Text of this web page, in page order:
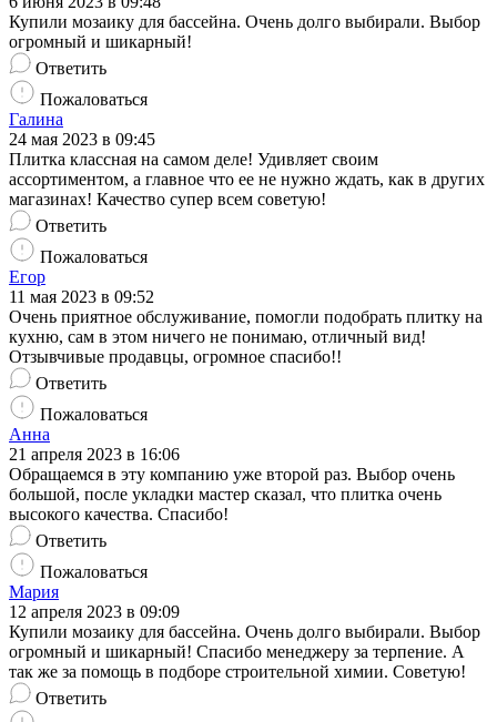
Купили мозаику для бассейна. Очень долго выбирали. Выбор
огромный и шикарный!
Ответить
Пожаловаться
Галина
24 мая 2023 в 09:45
Плитка классная на самом деле! Удивляет своим
ассортиментом, а главное что ее не нужно ждать, как в других
магазинах! Качество супер всем советую!
Ответить
Пожаловаться
Егор
11 мая 2023 в 09:52
Очень приятное обслуживание, помогли подобрать плитку на
кухню, сам в этом ничего не понимаю, отличный вид!
Отзывчивые продавцы, огромное спасибо!!
Ответить
Пожаловаться
Анна
21 апреля 2023 в 16:06
Обращаемся в эту компанию уже второй раз. Выбор очень
большой, после укладки мастер сказал, что плитка очень
высокого качества. Спасибо!
Ответить
Пожаловаться
Мария
12 апреля 2023 в 09:09
Купили мозаику для бассейна. Очень долго выбирали. Выбор
огромный и шикарный! Спасибо менеджеру за терпение. А
так же за помощь в подборе строительной химии. Советую!
Ответить